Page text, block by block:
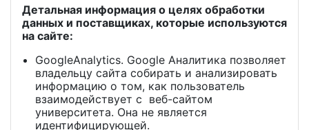
Детальная информация о целях обработки
данных и поставщиках, которые используются
на сайте:
GoogleAnalytics. Google Аналитика позволяет
владельцу сайта собирать и анализировать
информацию о том, как пользователь
взаимодействует с веб-сайтом
университета. Она не является
идентифицирующей.